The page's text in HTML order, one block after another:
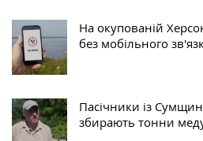
На окупованій
без мобільного
Пасічники із
збирають тонни